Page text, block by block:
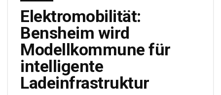
Elektromobilität:
Bensheim wird
Modellkommune für
intelligente
Ladeinfrastruktur